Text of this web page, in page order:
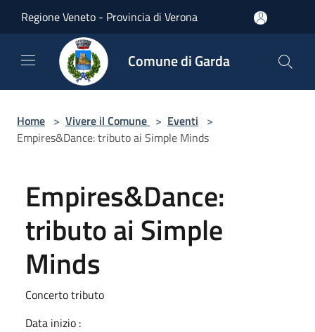
Regione Veneto - Provincia di Verona
Comune di Garda
Home > Vivere il Comune > Eventi >
Empires&Dance: tributo ai Simple Minds
Empires&Dance:
tributo ai Simple
Minds
Concerto tributo
Data inizio :